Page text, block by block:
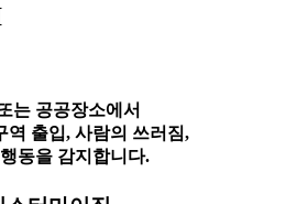
는 공공장소에서
역 출입, 사람의 쓰러짐,
동을 감지합니다.